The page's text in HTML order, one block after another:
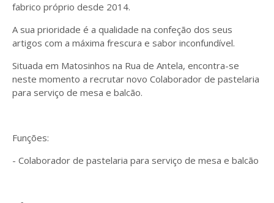
fabrico próprio desde 2014.
A sua prioridade é a qualidade na confeção dos seus
artigos com a máxima frescura e sabor inconfundível.
Situada em Matosinhos na Rua de Antela, encontra-se
neste momento a recrutar novo Colaborador de pastelaria
para serviço de mesa e balcão.
Funções:
- Colaborador de pastelaria para serviço de mesa e balcão